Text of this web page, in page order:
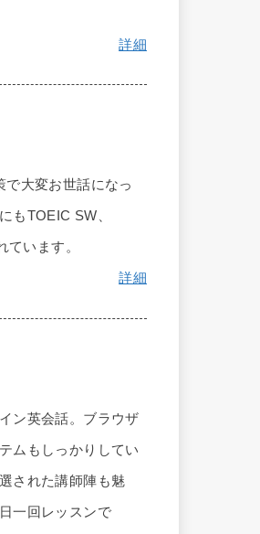
詳細
で大変お世話になっ
もTOEIC SW、
ています。
詳細
ン英会話。ブラウザ
ムもしっかりしてい
された講師陣も魅
一回レッスンで